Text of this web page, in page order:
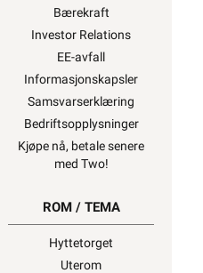
Bærekraft
Investor Relations
EE-avfall
Informasjonskapsler
Samsvarserklæring
Bedriftsopplysninger
Kjøpe nå, betale senere
med Two!
ROM / TEMA
Hyttetorget
Uterom